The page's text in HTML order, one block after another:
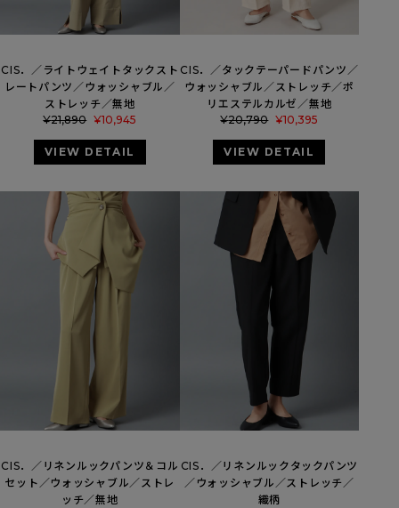
CIS．／ライトウェイトタックスト
レートパンツ／ウォッシャブル／
ストレッチ／無地
¥21,890 ¥10,945
VIEW DETAIL
CIS．／タックテーパードパンツ／
ウォッシャブル／ストレッチ／ポ
リエステルカルゼ／無地
¥20,790 ¥10,395
VIEW DETAIL
CIS．／リネンルックパンツ＆コル
セット／ウォッシャブル／ストレ
ッチ／無地
CIS．／リネンルックタックパンツ
／ウォッシャブル／ストレッチ／
織柄